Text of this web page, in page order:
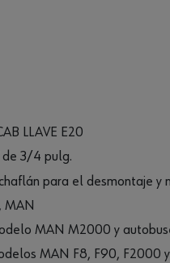
LLAVE E20
de 3/4 pulg.
para el desmontaje
MAN
MAN M2000 y
MAN F8, F90, F2000